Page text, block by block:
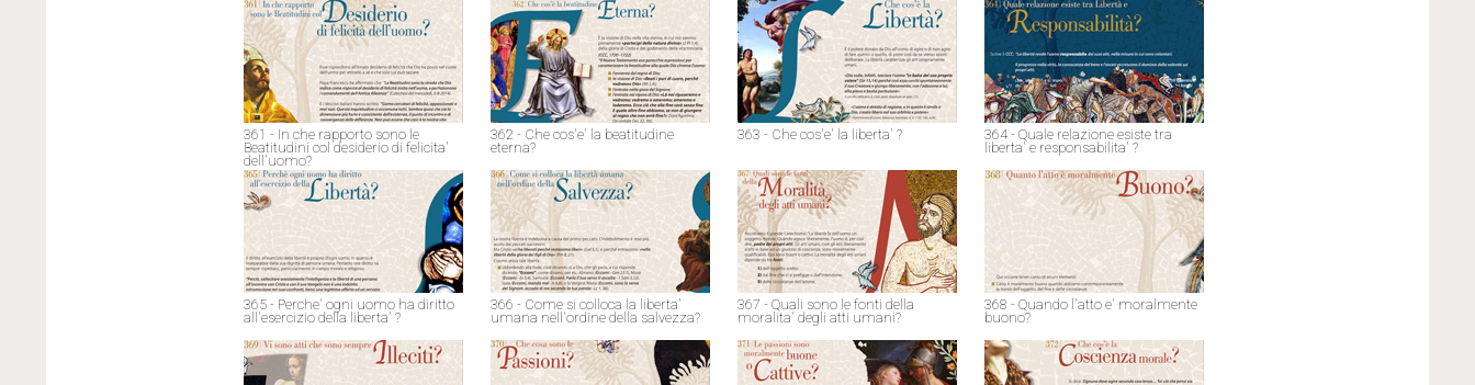
361 - In che rapporto sono le
Beatitudini col desiderio di felicita'
dell'uomo?
362 - Che cos'e' la beatitudine
eterna?
363 - Che cos'e' la liberta' ?
364 - Quale relazione esiste tra
liberta' e responsabilita' ?
365 - Perche' ogni uomo ha diritto
all'esercizio della liberta' ?
366 - Come si colloca la liberta'
umana nell'ordine della salvezza?
367 - Quali sono le fonti della
moralita' degli atti umani?
368 - Quando l'atto e' moralmente
buono?